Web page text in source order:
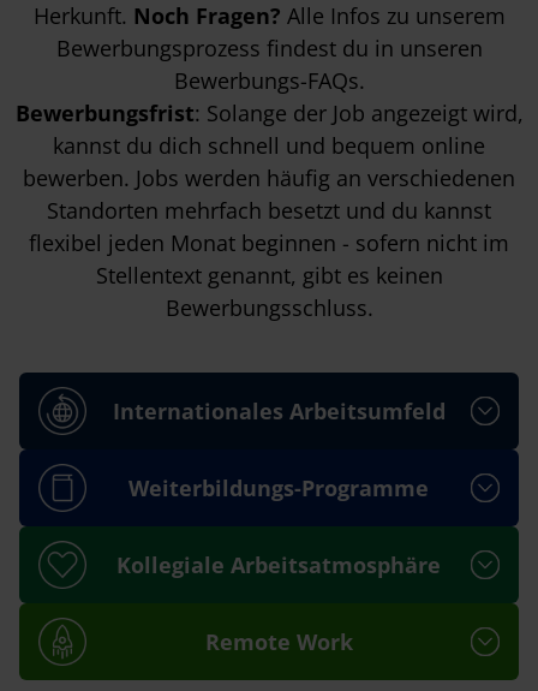
Herkunft. Noch Fragen? Alle Infos zu unserem
Bewerbungsprozess findest du in unseren
Bewerbungs-FAQs.
Bewerbungsfrist: Solange der Job angezeigt wird,
kannst du dich schnell und bequem online
bewerben. Jobs werden häufig an verschiedenen
Standorten mehrfach besetzt und du kannst
flexibel jeden Monat beginnen - sofern nicht im
Stellentext genannt, gibt es keinen
Bewerbungsschluss.
Internationales Arbeitsumfeld
Weiterbildungs-Programme
Kollegiale Arbeitsatmosphäre
Remote Work